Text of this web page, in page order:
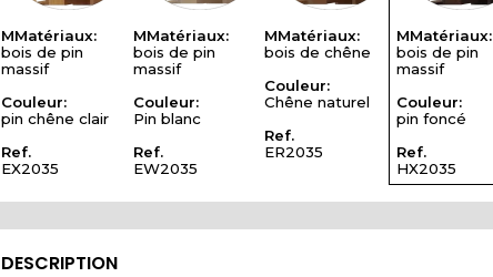
MMatériaux:
bois de pin
massif
Couleur:
pin chêne clair
Ref.
EX2035
MMatériaux:
bois de pin
massif
Couleur:
Pin blanc
Ref.
EW2035
MMatériaux:
bois de chêne
Couleur:
Chêne naturel
Ref.
ER2035
MMatériaux:
bois de pin
massif
Couleur:
pin foncé
Ref.
HX2035
DESCRIPTION